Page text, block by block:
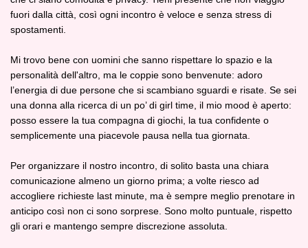
fuori dalla città, così ogni incontro è veloce e senza stress di
spostamenti.
Mi trovo bene con uomini che sanno rispettare lo spazio e la
personalità dell'altro, ma le coppie sono benvenute: adoro
l’energia di due persone che si scambiano sguardi e risate. Se sei
una donna alla ricerca di un po’ di girl time, il mio mood è aperto:
posso essere la tua compagna di giochi, la tua confidente o
semplicemente una piacevole pausa nella tua giornata.
Per organizzare il nostro incontro, di solito basta una chiara
comunicazione almeno un giorno prima; a volte riesco ad
accogliere richieste last minute, ma è sempre meglio prenotare in
anticipo così non ci sono sorprese. Sono molto puntuale, rispetto
gli orari e mantengo sempre discrezione assoluta.